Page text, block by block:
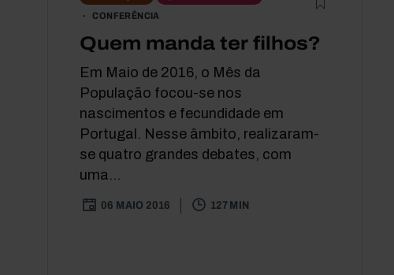
CONFERÊNCIA
Quem manda ter filhos?
Em Maio de 2016, o Mês da
População focou-se nos
nascimentos e fecundidade em
Portugal. Nesse âmbito, realizaram-
se quatro grandes debates, com
uma...
06 MAIO 2016 127 MIN